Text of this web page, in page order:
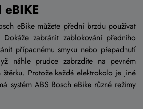
eBIKE
eBike můžete přední brzdu používat
zabránit zablokování předního
případnému smyku nebo přepadnutí
náhle prudce zabrzdíte na pevném
štěrku. Protože každé elektrokolo je jiné
systém ABS Bosch eBike různé režimy